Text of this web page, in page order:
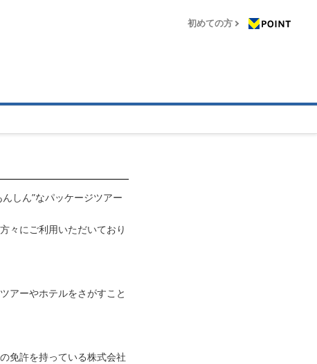
初めての方
しん”なパッケージツアー
々にご利用いただいており
アーやホテルをさがすこと
免許を持っている株式会社